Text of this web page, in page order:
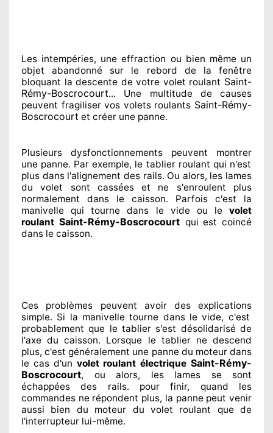
Les intempéries, une effraction ou bien même un
objet abandonné sur le rebord de la fenêtre
bloquant la descente de votre volet roulant Saint-
Rémy-Boscrocourt... Une multitude decauses
peuvent fragiliservos volets roulants Saint-Rémy-
Boscrocourt et créer une panne.
Plusieurs dysfonctionnements peuvent montrer
une panne. Par exemple, le tablier roulant qui n'est
plus dans l'alignement des rails. Ou alors, les lames
du volet sont casséeset ne s'enroulent plus
normalement dans le caisson. Parfois c'est la
manivelle qui tourne dans le vide ou le volet
roulant Saint-Rémy-Boscrocourt qui est coincé
dans le caisson.
Ces problèmes
peuvent avoir des explications
simple. Si la manivelle tourne dans le vide, c'est
probablement que le tablier s'est désolidariséde
l'axe du caisson. Lorsque le tablier ne descend
plus, c'est généralement une panne du moteur dans
le cas d'un volet roulant électrique Saint-Rémy-
Boscrocourt, ou alors, les lames se sont
échappées des rails. pour finir, quand les
commandes ne répondent plus, la panne peut venir
aussi bien du moteur du volet roulant que de
l'interrupteur lui-même.